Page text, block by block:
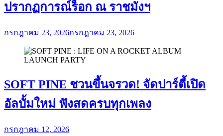
ปรากฏการณ์ร็อก ณ ราชมังฯ
กรกฎาคม 23, 2026กรกฎาคม 23, 2026
SOFT PINE ชวนขึ้นจรวด! จัดปาร์ตี้เปิด
อัลบั้มใหม่ ฟังสดครบทุกเพลง
กรกฎาคม 12, 2026